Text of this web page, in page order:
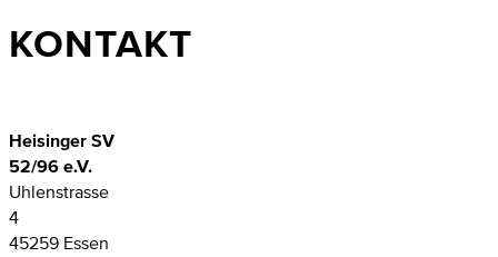
KONTAKT
Heisinger SV
52/96 e.V.
Uhlenstrasse
4
45259 Essen